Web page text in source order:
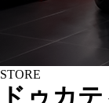
STORE
ドゥカ